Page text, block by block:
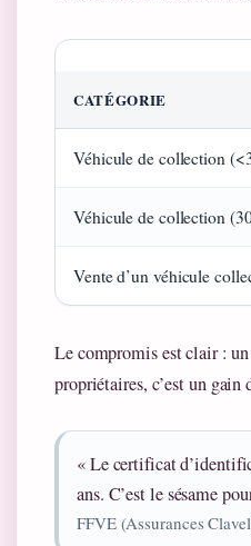
CATÉGORIE
Véhicule de collection
Véhicule de collection
Vente d’un véhicule
Le compromis est clair :
propriétaires, c’est un gain
« Le certificat
ans. C’est le sésame
FFVE (Assurances